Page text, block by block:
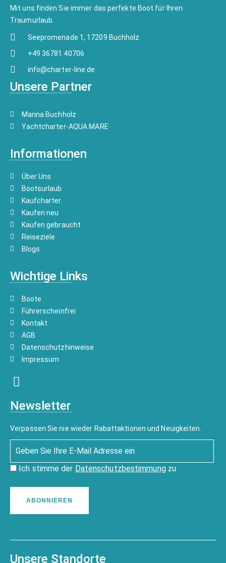
Mit uns finden Sie immer das perfekte Boot für Ihren
Traumurlaub.
Seepromenade 1, 17209 Buchholz
+49 36781 40706
info@charter-line.de
Unsere Partner
Marina Buchholz
Yachtcharter-AQUA MARE
Informationen
Über Uns
Bootsurlaub
Kaufcharter
Kaufen neu
Kaufen gebraucht
Reiseziele
Blogs
Wichtige Links
Boote
Führerscheinfrei
Kontakt
AGB
Datenschutzhinweise
Impressum
Newsletter
Verpassen Sie nie wieder Rabattaktionen und Neuigkeiten.
Ich stimme der Datenschutzbestimmungzu
ABONNIEREN
Unsere Standorte